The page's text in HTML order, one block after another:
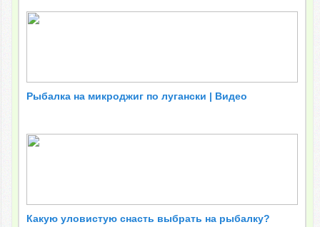
Рыбалка на микроджиг по лугански | Видео
Какую уловистую снасть выбрать на рыбалку?